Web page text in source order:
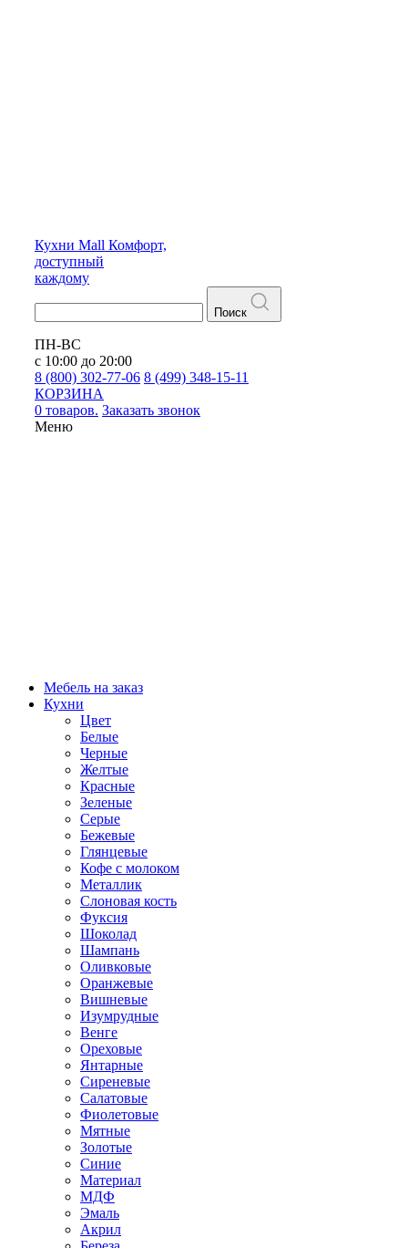
Кухни Mall Комфорт,
доступный
каждому
Поиск
ПН-ВС
с 10:00 до 20:00
8 (800) 302-77-06 8 (499) 348-15-11
КОРЗИНА
0 товаров. Заказать звонок
Меню
Мебель на заказ
Кухни
Цвет
Белые
Черные
Желтые
Красные
Зеленые
Серые
Бежевые
Глянцевые
Кофе с молоком
Металлик
Слоновая кость
Фуксия
Шоколад
Шампань
Оливковые
Оранжевые
Вишневые
Изумрудные
Венге
Ореховые
Янтарные
Сиреневые
Салатовые
Фиолетовые
Мятные
Золотые
Синие
Материал
МДФ
Эмаль
Акрил